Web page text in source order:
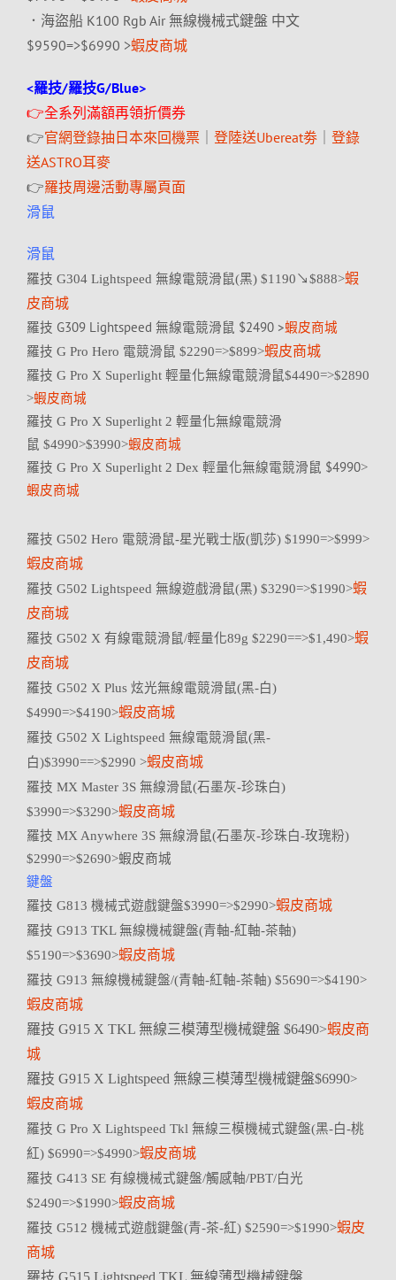
．海盜船 K100 Rgb Air 無線機械式鍵盤 中文
$9590=>$6990 >蝦皮商城
<羅技/羅技G/Blue>
👉全系列滿額再領折價券
👉官網登錄抽日本來回機票 登陸送Ubereat劵
登錄
送ASTRO耳麥
👉羅技周邊活動專屬頁面
滑鼠
滑鼠
羅技 G304 Lightspeed 無線電競滑鼠(黑) $1190↘$888>蝦
皮商城
羅技 G309 Lightspeed 無線電競滑鼠 $2490 >蝦皮商城
羅技 G Pro Hero 電競滑鼠 $2290=>$899>蝦皮商城
羅技 G Pro X Superlight 輕量化無線電競滑鼠$4490=>$2890
>蝦皮商城
羅技 G Pro X Superlight 2 輕量化無線電競滑
鼠 $4990>$3990>蝦皮商城
羅技 G Pro X Superlight 2 Dex 輕量化無線電競滑鼠 $4990>
蝦皮商城
羅技 G502 Hero 電競滑鼠-星光戰士版(凱莎) $1990=>$999>
蝦皮商城
羅技 G502 Lightspeed 無線遊戲滑鼠(黑) $3290=>$1990>蝦
皮商城
羅技 G502 X 有線電競滑鼠/輕量化89g $2290==>$1,490>蝦
皮商城
羅技 G502 X Plus 炫光無線電競滑鼠(黑-白)
$4990=>$4190>蝦皮商城
羅技 G502 X Lightspeed 無線電競滑鼠(黑-
白)$3990==>$2990 >蝦皮商城
羅技 MX Master 3S 無線滑鼠(石墨灰-珍珠白)
$3990=>$3290>蝦皮商城
羅技 MX Anywhere 3S 無線滑鼠(石墨灰-珍珠白-玫瑰粉)
$2990=>$2690>蝦皮商城
鍵盤
羅技 G813 機械式遊戲鍵盤$3990=>$2990>蝦皮商城
羅技 G913 TKL 無線機械鍵盤(青軸-紅軸-茶軸)
$5190=>$3690>蝦皮商城
羅技 G913 無線機械鍵盤/(青軸-紅軸-茶軸) $5690=>$4190>
蝦皮商城
羅技 G915 X TKL 無線三模薄型機械鍵盤 $6490>蝦皮商
城
羅技 G915 X Lightspeed 無線三模薄型機械鍵盤$6990>
蝦皮商城
羅技 G Pro X Lightspeed Tkl 無線三模機械式鍵盤(黑-白-桃
紅) $6990=>$4990>蝦皮商城
羅技 G413 SE 有線機械式鍵盤/觸感軸/PBT/白光
$2490=>$1990>蝦皮商城
羅技 G512 機械式遊戲鍵盤(青-茶-紅) $2590=>$1990>蝦皮
商城
羅技 G515 Lightspeed TKL 無線薄型機械鍵盤